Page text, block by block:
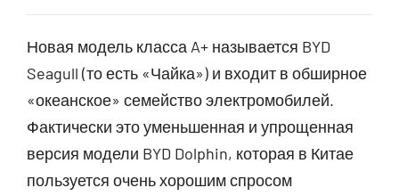
Новая модель класса A+ называется BYD
Seagull (то есть «Чайка») и входит в обширное
«океанское» семейство электромобилей.
Фактически это уменьшенная и упрощенная
версия модели BYD Dolphin, которая в Китае
пользуется очень хорошим спросом